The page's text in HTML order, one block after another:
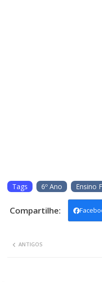
Tags 6º Ano Ensino
ANTIGOS